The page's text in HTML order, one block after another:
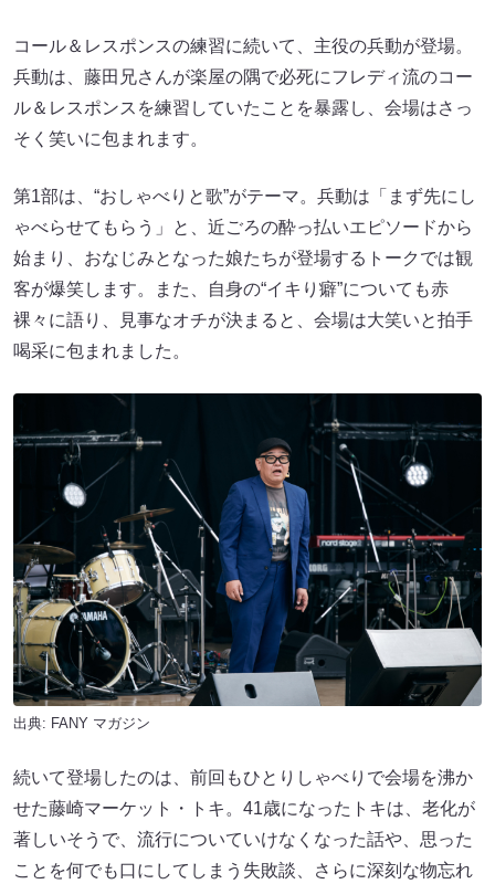
コール＆レスポンスの練習に続いて、主役の兵動が登場。
兵動は、藤田兄さんが楽屋の隅で必死にフレディ流のコー
ル＆レスポンスを練習していたことを暴露し、会場はさっ
そく笑いに包まれます。
第1部は、“おしゃべりと歌”がテーマ。兵動は「まず先にし
ゃべらせてもらう」と、近ごろの酔っ払いエピソードから
始まり、おなじみとなった娘たちが登場するトークでは観
客が爆笑します。また、自身の“イキり癖”についても赤
裸々に語り、見事なオチが決まると、会場は大笑いと拍手
喝采に包まれました。
出典: FANY マガジン
続いて登場したのは、前回もひとりしゃべりで会場を沸か
せた藤崎マーケット・トキ。41歳になったトキは、老化が
著しいそうで、流行についていけなくなった話や、思った
ことを何でも口にしてしまう失敗談、さらに深刻な物忘れ